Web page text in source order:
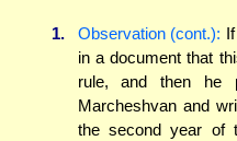
1. Observation (cont.):
in a document that
rule, and then he
Marcheshvan and
the second year of